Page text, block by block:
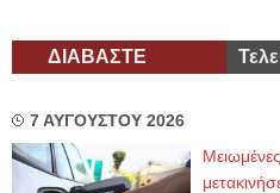
ΔΙΑΒΑΣΤΕ
7 ΑΥΓΟΥΣΤΟΥ 2026